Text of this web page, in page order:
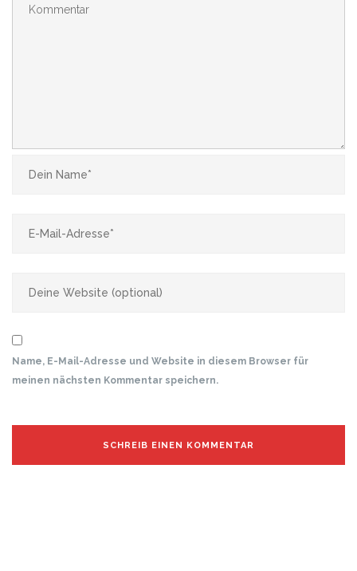
Name, E-Mail-Adresse und Website in diesem Browser für
meinen nächsten Kommentar speichern.